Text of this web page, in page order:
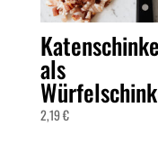
als
2,19€